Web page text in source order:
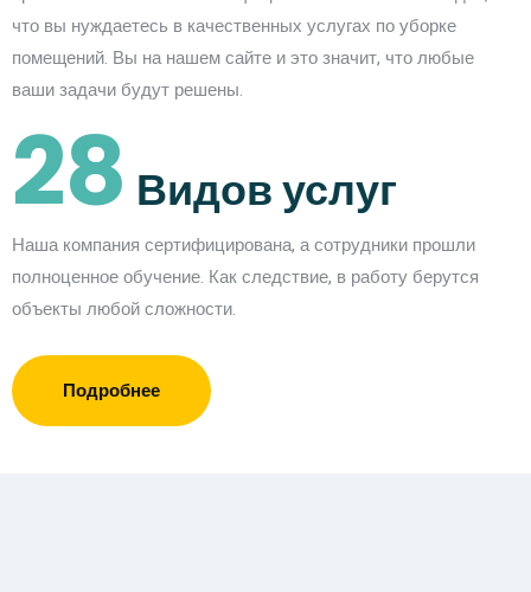
что вы нуждаетесь в качественных услугах по уборке
помещений. Вы на нашем сайте и это значит, что любые
ваши задачи будут решены.
28 Видов услуг
Наша компания сертифицирована, а сотрудники прошли
полноценное обучение. Как следствие, в работу берутся
объекты любой сложности.
Подробнее